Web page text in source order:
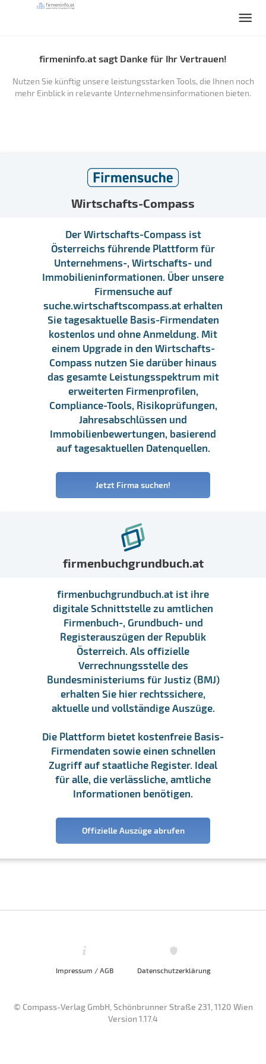
firmeninfo.at sagt Danke für Ihr Vertrauen!
Nutzen Sie künftig unsere leistungsstarken Tools, die Ihnen noch
mehr Einblick in relevante Unternehmensinformationen bieten.
Wirtschafts-Compass
Der Wirtschafts-Compass ist
Österreichs führende Plattform für
Unternehmens-, Wirtschafts- und
Immobilieninformationen. Über unsere
Firmensuche auf
suche.wirtschaftscompass.at erhalten
Sie tagesaktuelle Basis-Firmendaten
kostenlos und ohne Anmeldung. Mit
einem Upgrade in den Wirtschafts-
Compass nutzen Sie darüber hinaus
das gesamte Leistungsspektrum mit
erweiterten Firmenprofilen,
Compliance-Tools, Risikoprüfungen,
Jahresabschlüssen und
Immobilienbewertungen, basierend
auf tagesaktuellen Datenquellen.
Jetzt Firma suchen!
firmenbuchgrundbuch.at
firmenbuchgrundbuch.at ist ihre
digitale Schnittstelle zu amtlichen
Firmenbuch-, Grundbuch- und
Registerauszügen der Republik
Österreich. Als offizielle
Verrechnungsstelle des
Bundesministeriums für Justiz (BMJ)
erhalten Sie hier rechtssichere,
aktuelle und vollständige Auszüge.
Die Plattform bietet kostenfreie Basis-
Firmendaten sowie einen schnellen
Zugriff auf staatliche Register. Ideal
für alle, die verlässliche, amtliche
Informationen benötigen.
Offizielle Auszüge abrufen
Impressum / AGB Datenschutzerklärung
© Compass-Verlag GmbH, Schönbrunner Straße 231, 1120 Wien
Version 1.17.4